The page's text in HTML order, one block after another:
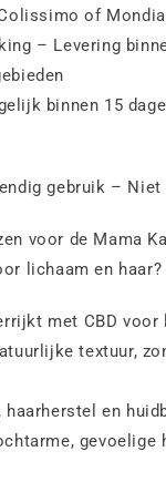
of
– Levering
binnen 15
gebruik – Niet
voor de Mama
lichaam en haar?
met CBD voor
textuur,
haarherstel en
gevoelige